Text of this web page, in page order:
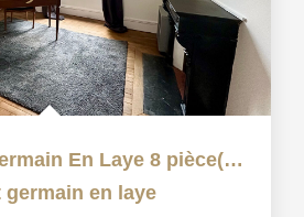
Maison Saint Germain En Laye 8 pièce(s) 160 m2
germain en laye